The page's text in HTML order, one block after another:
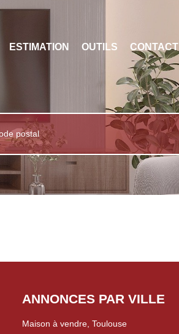
ESTIMATION OUTILS CONTACT
postal
ANNONCES PAR VILLE
Maison à vendre, Toulouse